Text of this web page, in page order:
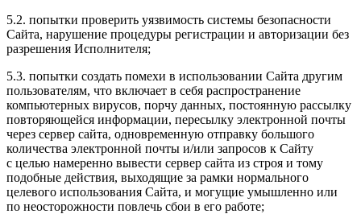
5.2. попытки проверить уязвимость системы безопасности
Сайта, нарушение процедуры регистрации и авторизации без
разрешения Исполнителя;
5.3. попытки создать помехи в использовании Сайта другим
пользователям, что включает в себя распространение
компьютерных вирусов, порчу данных, постоянную рассылку
повторяющейся информации, пересылку электронной почты
через сервер сайта, одновременную отправку большого
количества электронной почты и/или запросов к Сайту
с целью намеренно вывести сервер сайта из строя и тому
подобные действия, выходящие за рамки нормального
целевого использования Сайта, и могущие умышленно или
по неосторожности повлечь сбои в его работе;